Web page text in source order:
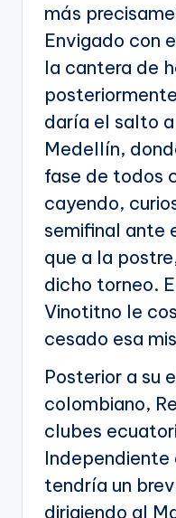
más
Envigado con
la cantera de
daría el salto
Medellín,
fase de todos
cayendo,
semifinal ante
que a la
dicho torneo.
Vinotitno le
cesado esa
Posterior a su
colombiano,
clubes
tendría un
dirigiendo al